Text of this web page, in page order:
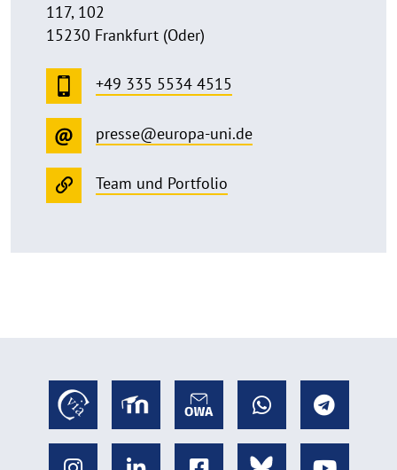
117, 102
15230 Frankfurt (Oder)
+49 335 5534 4515
presse@europa-uni.de
Team und Portfolio